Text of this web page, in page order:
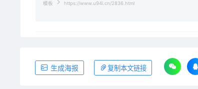
模板 https://www.u94i.cn/2836.html
生成海报 复制本文链接